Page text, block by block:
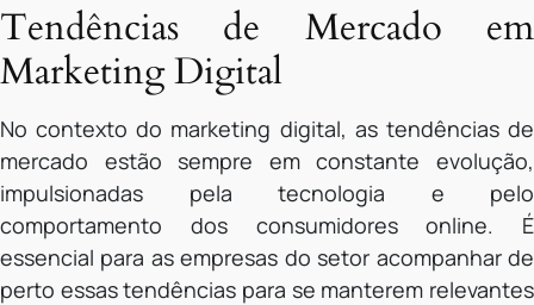
Tendências de Mercado em
Marketing Digital
No contexto do marketing digital, as tendências de
mercado estão sempre em constante evolução,
impulsionadas pela tecnologia e pelo
comportamento dos consumidores online. É
essencial para as empresas do setor acompanhar de
perto essas tendências para se manterem relevantes